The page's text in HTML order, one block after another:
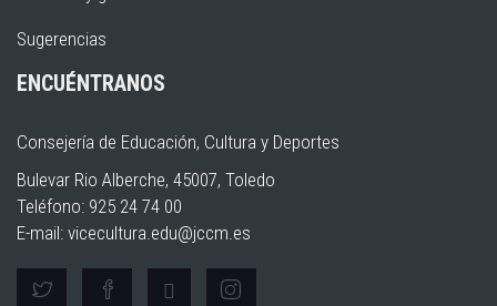
Sugerencias
ENCUÉNTRANOS
Consejería de Educación, Cultura y Deportes
Bulevar Rio Alberche, 45007, Toledo
Teléfono: 925 24 74 00
E-mail: vicecultura.edu@jccm.es